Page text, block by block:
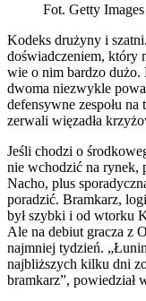
Fot. Getty Images
Kodeks drużyny i
doświadczeniem, który
wie o nim bardzo dużo.
dwoma niezwykle
defensywne zespołu
zerwali więzadła
Jeśli chodzi o
nie wchodzić na rynek,
Nacho, plus
poradzić. Bramkarz,
był szybki i od wtorku
Ale na debiut gracza z
najmniej tydzień.
najbliższych kilku dni
bramkarz”, powiedział